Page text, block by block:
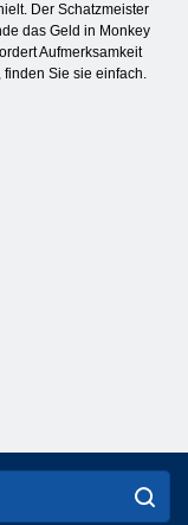
Der Schatzmeister
das Geld in Monkey
Aufmerksamkeit
Sie sie einfach.